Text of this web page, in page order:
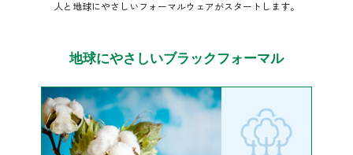
人と地球にやさしいフォーマルウェアがスタートします。
地球にやさしいブラックフォーマル